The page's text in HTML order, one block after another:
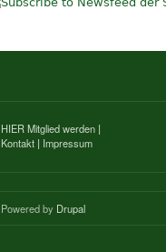
HIER Mitglied werden |
Kontakt | Impressum
Powered by Drupal